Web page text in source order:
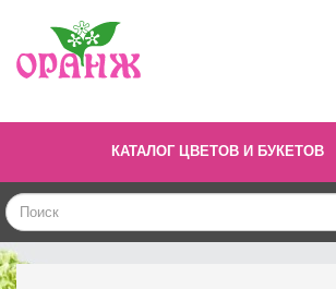
КАТАЛОГ ЦВЕТОВ И БУКЕТОВ